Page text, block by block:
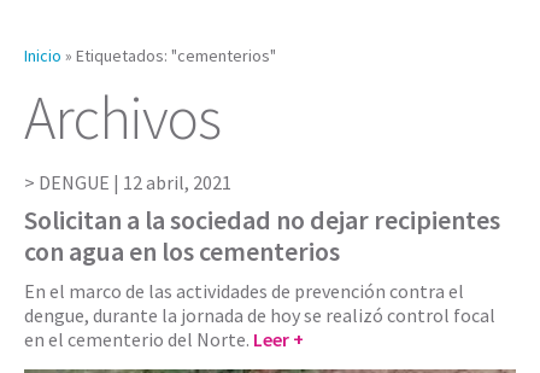
Inicio » Etiquetados: "cementerios"
Archivos
DENGUE | 12 abril, 2021
Solicitan a la sociedad no dejar recipientes
con agua en los cementerios
En el marco de las actividades de prevención contra el
dengue, durante la jornada de hoy se realizó control focal
en el cementerio del Norte. Leer +